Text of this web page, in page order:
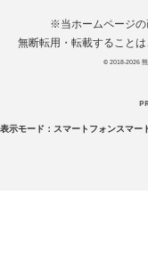
※当ホームページの
無断転用・転載すること
© 2018-2026
表示モード： スマートフォンスマー